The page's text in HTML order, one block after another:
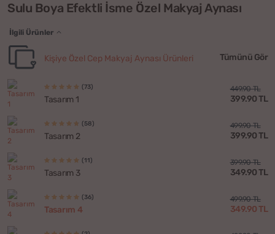
Sulu Boya Efektli İsme Özel Makyaj Aynası
İlgili Ürünler
Kişiye Özel Cep Makyaj Aynası Ürünleri Tümünü Gör
(73)
Tasarım 1
449.90 TL
399.90 TL
(58)
Tasarım 2
499.90 TL
399.90 TL
(11)
Tasarım 3
399.90 TL
349.90 TL
(36)
Tasarım 4
499.90 TL
349.90 TL